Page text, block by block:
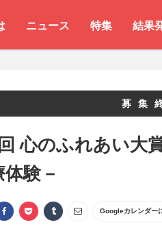
ニュース 特集 結果
募集
心のふれあい大
体験－
Googleカレンダー